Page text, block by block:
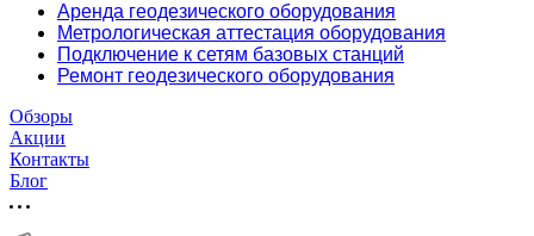
Аренда геодезического оборудования
Метрологическая аттестация оборудования
Подключение к сетям базовых станций
Ремонт геодезического оборудования
Обзоры
Акции
Контакты
Блог